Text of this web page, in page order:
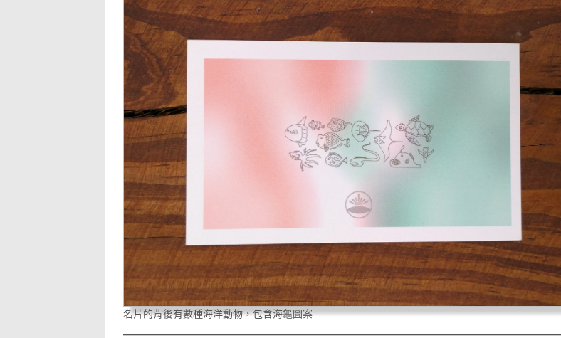
名片的背後有數種海洋動物，包含海龜圖案